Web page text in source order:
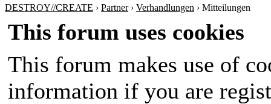
wie die
Sicherheitspolitik
werden sich nichts
Amt im Land wird in
DESTROY//CREATE › Partner› Verhandlungen › Mitteilungen
This forum uses cookies
This forum makes use of
information if you are